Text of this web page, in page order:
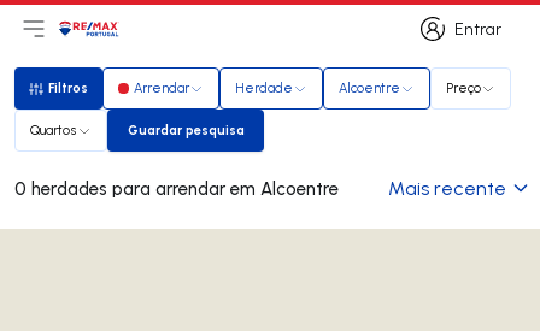
Entrar
Entrar
Abri menu principal
LogoIr para página inicial
Filtros
Filtros Arrendar Herdade Alcoentre Preço
Quartos Guardar pesquisa
Guardar pesquisa
0 herdades para arrendar em Alcoentre Mais recente